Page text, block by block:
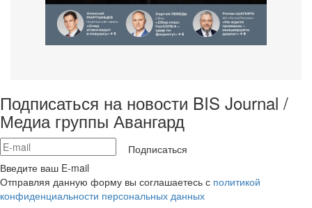
Подписаться на новости BIS Journal /
Медиа группы Авангард
Подписаться
Введите ваш E-mail
Отправляя данную форму вы соглашаетесь с политикой
конфиденциальности персональных данных